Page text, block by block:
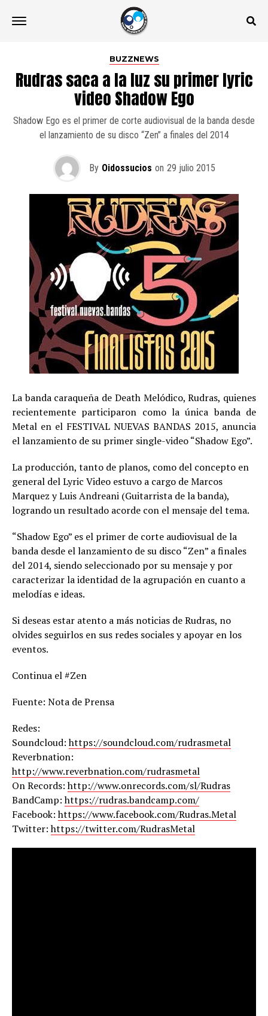
BUZZNEWS
Rudras saca a la luz su primer lyric
video Shadow Ego
Shadow Ego es el primer de corte audiovisual de la banda desde
el lanzamiento de su disco “Zen” a finales del 2014
By Oidossucios on 29 julio 2015
La banda caraqueña de Death Melódico, Rudras, quienes
recientemente participaron como la única banda de
Metal en el FESTIVAL NUEVAS BANDAS 2015, anuncia
el lanzamiento de su primer single-video “Shadow Ego”.
La producción, tanto de planos, como del concepto en
general del Lyric Video estuvo a cargo de Marcos
Marquez y Luis Andreani (Guitarrista de la banda),
logrando un resultado acorde con el mensaje del tema.
“Shadow Ego” es el primer de corte audiovisual de la
banda desde el lanzamiento de su disco “Zen” a finales
del 2014, siendo seleccionado por su mensaje y por
caracterizar la identidad de la agrupación en cuanto a
melodías e ideas.
Si deseas estar atento a más noticias de Rudras, no
olvides seguirlos en sus redes sociales y apoyar en los
eventos.
Continua el #Zen
Fuente: Nota de Prensa
Redes:
Soundcloud:https://soundcloud.com/rudrasmetal
Reverbnation:
http://www.reverbnation.com/rudrasmetal
On Records:http://www.onrecords.com/sl/Rudras
BandCamp:https://rudras.bandcamp.com/
Facebook:https://www.facebook.com/Rudras.Metal
Twitter:https://twitter.com/RudrasMetal